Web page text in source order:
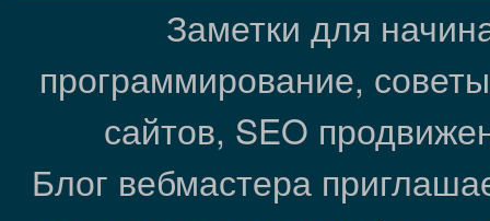
Заметки для
программирование,
сайтов, SEO
Блог вебмастера